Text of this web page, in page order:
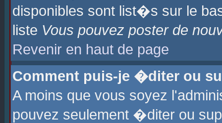
disponibles sont list�s sur le
liste Vous pouvez poster de
Revenir en haut de page
Comment puis-je �diter ou
A moins que vous soyez
pouvez seulement �diter ou